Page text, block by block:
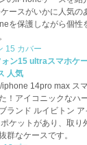
ースがいかに人気の
を保護しながら個性
ン15 ultraスマホケ
人気
14pro max ス
！アイコニックなハ
ランド ルイビトン
ケットがあり、取り
群なケースです。